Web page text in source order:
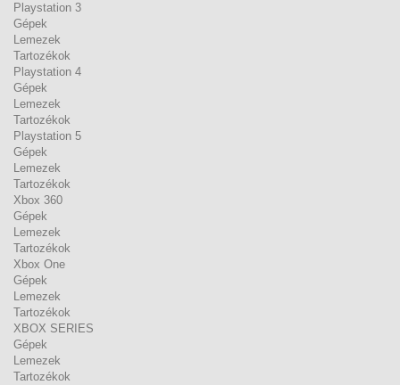
Playstation 3
Gépek
Lemezek
Tartozékok
Playstation 4
Gépek
Lemezek
Tartozékok
Playstation 5
Gépek
Lemezek
Tartozékok
Xbox 360
Gépek
Lemezek
Tartozékok
Xbox One
Gépek
Lemezek
Tartozékok
XBOX SERIES
Gépek
Lemezek
Tartozékok